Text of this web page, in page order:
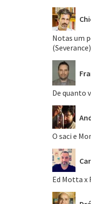
Notas um
(Severance)
De quanto
O saci e
Ed Motta x